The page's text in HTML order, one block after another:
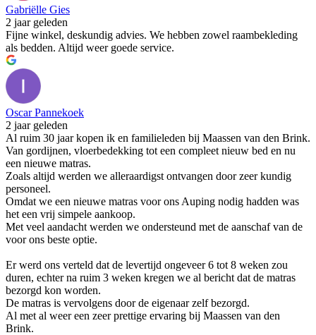
Gabriëlle Gies
2 jaar geleden
Fijne winkel, deskundig advies. We hebben zowel raambekleding
als bedden. Altijd weer goede service.
Oscar Pannekoek
2 jaar geleden
Al ruim 30 jaar kopen ik en familieleden bij Maassen van den Brink.
Van gordijnen, vloerbedekking tot een compleet nieuw bed en nu
een nieuwe matras.
Zoals altijd werden we alleraardigst ontvangen door zeer kundig
personeel.
Omdat we een nieuwe matras voor ons Auping nodig hadden was
het een vrij simpele aankoop.
Met veel aandacht werden we ondersteund met de aanschaf van de
voor ons beste optie.
Er werd ons verteld dat de levertijd ongeveer 6 tot 8 weken zou
duren, echter na ruim 3 weken kregen we al bericht dat de matras
bezorgd kon worden.
De matras is vervolgens door de eigenaar zelf bezorgd.
Al met al weer een zeer prettige ervaring bij Maassen van den
Brink.